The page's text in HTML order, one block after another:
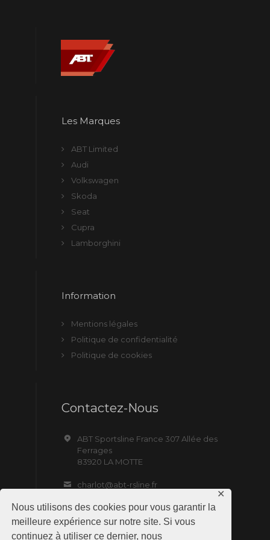
Nous utilisons des cookies pour vous garantir la
meilleure expérience sur notre site. Si vous
continuez à utiliser ce dernier, nous
✕
Les Marques
ABT Limited
Audi
Volkswagen
Skoda
Seat
Cupra
Lamborghini
Information
Mentions légales
Politique de confidentialité
Politique de cookies
Contactez-Nous
ABT Sportsline France 307 Allée des
Ferrages
83920 LA MOTTE
charlot@abt-rsline.fr